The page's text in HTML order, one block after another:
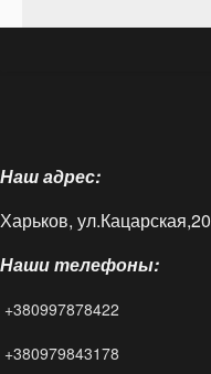
Доставка и оплата
Блог
FAQ
Контакты
Наш адрес:
Харьков, ул.Кацарская,20
Наши телефоны:
+380997878422
+380979843178